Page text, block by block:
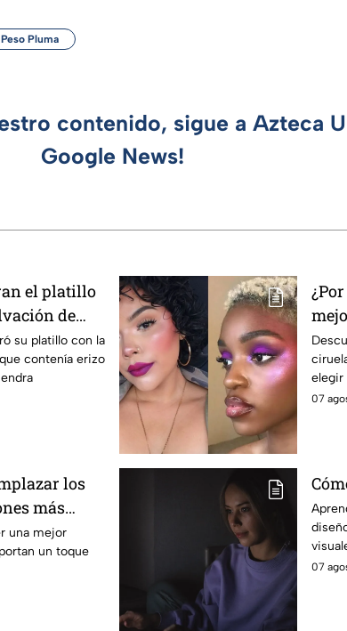
Peso Pluma
contenido, sigue a Azteca
Google News!
el platillo
de
su platillo con la
contenía erizo
elegir
07
los
más
una mejor
un toque
07